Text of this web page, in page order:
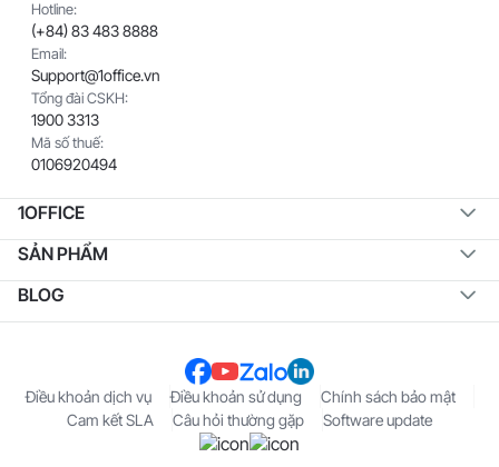
Hotline:
(+84) 83 483 8888
Email:
Support@1office.vn
Tổng đài CSKH:
1900 3313
Mã số thuế:
0106920494
1OFFICE
SẢN PHẨM
BLOG
Điều khoản dịch vụ Điều khoản sử dụng
Chính sách bảo mật
Cam kết SLA
Câu hỏi thường gặp Software update